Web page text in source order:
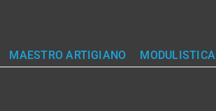
MAESTRO ARTIGIANO MODULISTICA